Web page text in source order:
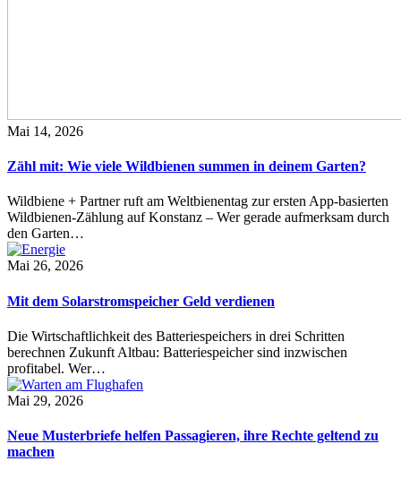
Mai 14, 2026
Zähl mit: Wie viele Wildbienen summen in deinem Garten?
Wildbiene + Partner ruft am Weltbienentag zur ersten App-basierten
Wildbienen-Zählung auf Konstanz – Wer gerade aufmerksam durch
den Garten…
Mai 26, 2026
Mit dem Solarstromspeicher Geld verdienen
Die Wirtschaftlichkeit des Batteriespeichers in drei Schritten
berechnen Zukunft Altbau: Batteriespeicher sind inzwischen
profitabel. Wer…
Mai 29, 2026
Neue Musterbriefe helfen Passagieren, ihre Rechte geltend zu
machen